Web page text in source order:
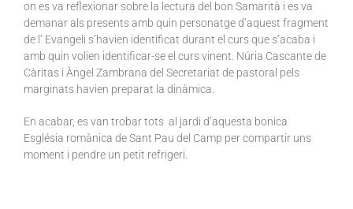
on es va reflexionar sobre la lectura del bon Samarità i es va
demanar als presents amb quin personatge d’aquest fragment
de l’ Evangeli s’havien identificat durant el curs que s’acaba i
amb quin volien identificar-se el curs vinent. Núria Cascante de
Càritas i Àngel Zambrana del Secretariat de pastoral pels
marginats havien preparat la dinàmica.
En acabar, es van trobar tots al jardi d’aquesta bonica
Església romànica de Sant Pau del Camp per compartir uns
moment i pendre un petit refrigeri.